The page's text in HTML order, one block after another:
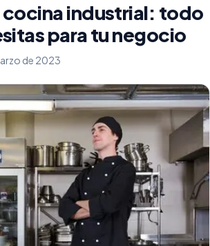
cocina industrial: todo
para tu negocio
de 2023